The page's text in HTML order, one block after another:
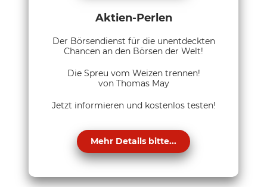
Aktien-Perlen
Der Börsendienst für die unentdeckten
Chancen an den Börsen der Welt!
Die Spreu vom Weizen trennen!
von Thomas May
Jetzt informieren und kostenlos testen!
Mehr Details bitte...